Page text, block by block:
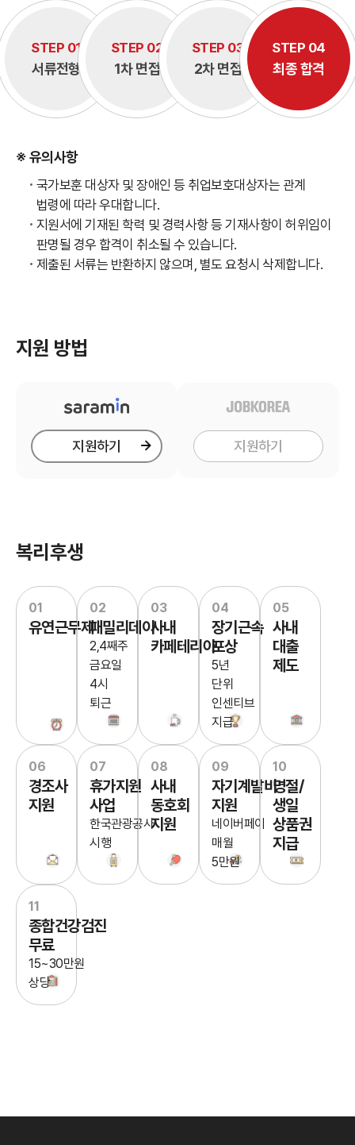
STEP 01
서류전형
STEP 02
1차 면접
STEP 03
2차 면접
STEP 04
최종 합격
※ 유의사항
국가보훈 대상자 및 장애인 등 취업보호대상자는 관계
법령에 따라 우대합니다.
지원서에 기재된 학력 및 경력사항 등 기재사항이 허위임이
판명될 경우 합격이 취소될 수 있습니다.
제출된 서류는 반환하지 않으며, 별도 요청시 삭제합니다.
지원 방법
지원하기 지원하기
복리후생
01
유연근무제
02
패밀리데이
2,4째주
금요일
4시
퇴근
03
사내
카페테리아
04
장기근속
포상
5년
단위
인센티브
지급
05
사내
대출
제도
06
경조사
지원
07
휴가지원
사업
한국관광공사
시행
08
사내
동호회
지원
09
자기계발비
지원
네이버페이
매월
5만원
10
명절/
생일
상품권
지급
11
종합건강검진
무료
15~30만원
상당